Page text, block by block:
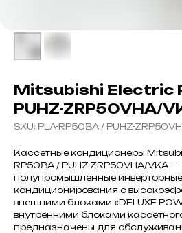
Mitsubishi Electric
PUHZ-ZRP50VHA/
SKU: PLA-RP50BA / PUHZ-
Кассетные кондиционеры
RP50BA / PUHZ-ZRP50VHA/VKA —
полупромышленные
кондиционирования с
внешними блоками «DELUXE
внутренними блоками
предназначены для